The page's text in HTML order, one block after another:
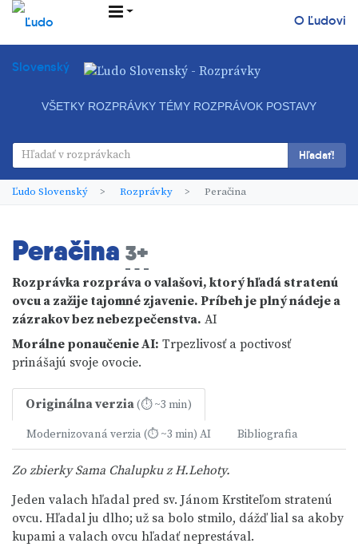
O Ľudovi
VŠETKY ROZPRÁVKY TÉMY ROZPRÁVOK POSTAVY
Hľadať!
Ľudo Slovenský Rozprávky Peračina
Peračina 3+
Rozprávka rozpráva o valašovi, ktorý hľadá stratenú
ovcu a zažije tajomné zjavenie. Príbeh je plný nádeje a
zázrakov bez nebezpečenstva. AI
Morálne ponaučenieAI: Trpezlivosť a poctivosť
prinášajú svoje ovocie.
Originálna verzia(⏱ ~3 min)
Modernizovaná verzia (⏱ ~3 min) AI Bibliografia
Zo zbierky Sama Chalupku z H.Lehoty.
Jeden valach hľadal pred sv. Jánom Krstiteľom stratenú
ovcu. Hľadal ju dlho; už sa bolo stmilo, dážď lial sa akoby
kupami a valach ovcu hľadať neprestával.